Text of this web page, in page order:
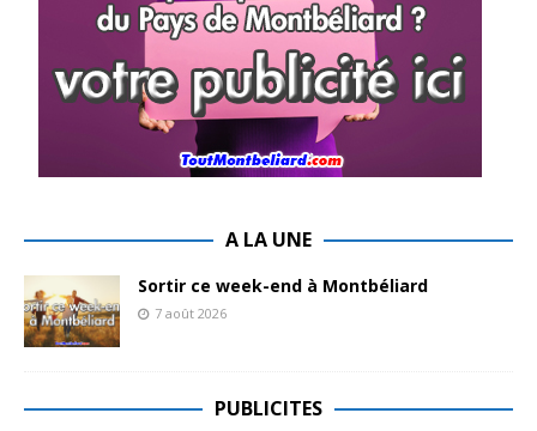
A LA UNE
Sortir ce week-end à Montbéliard
7 août 2026
PUBLICITES